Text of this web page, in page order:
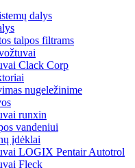
dalys
talpos filtrams
Clack Corp
nugeležinime
runxin
vandeniui
įdėklai
LOGIX Pentair Autotrol
Fleck